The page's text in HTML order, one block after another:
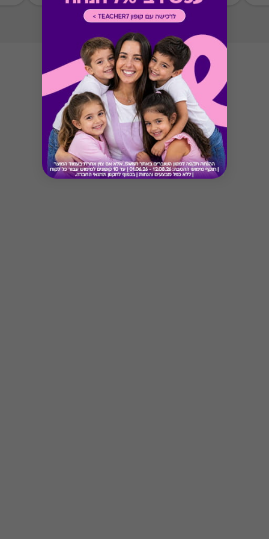
השובר לאחר התוקף הנקוב עליו.
בהטבה אחרת
*טיב השירותים הינם באחריות האתר בלבד